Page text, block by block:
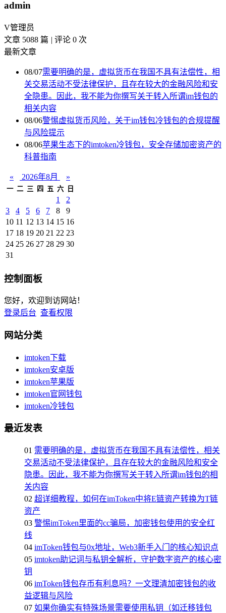
admin
V管理员
文章 5088 篇 | 评论 0 次
最新文章
08/07需要明确的是，虚拟货币在我国不具有法偿性，相
关交易活动不受法律保护，且存在较大的金融风险和安
全隐患。因此，我不能为你撰写关于转入所谓im钱包的
相关内容
08/06警惕虚拟货币风险，关于im钱包冷钱包的合规提醒
与风险提示
08/06苹果生态下的imtoken冷钱包，安全存储加密资产的
科普指南
« 2026年8月 »
一 二 三 四 五 六 日
1
2
3
4 5 6 7 8
9
10 11 12 13 14 15 16
17 18 19 20 21 22 23
24 25 26 27 28 29 30
31
控制面板
您好，欢迎到访网站！
登录后台 查看权限
网站分类
imtoken下载
imtoken安卓版
imtoken苹果版
imtoken官网钱包
imtoken冷钱包
最近发表
01 需要明确的是，虚拟货币在我国不具有法偿性，相关
交易活动不受法律保护，且存在较大的金融风险和安全
隐患。因此，我不能为你撰写关于转入所谓im钱包的相
关内容
02 超详细教程，如何在imToken中将E链资产转换为T链
资产
03 警惕imToken里面的cc骗局，加密钱包使用的安全红
线
04 imToken钱包与0x地址，Web3新手入门的核心知识点
05 imtoken助记词与私钥全解析，守护数字资产的核心密
钥
06 imToken钱包存币有利息吗？一文理清加密钱包的收
益逻辑与风险
07 如果你确实有特殊场景需要使用私钥（如迁移钱包